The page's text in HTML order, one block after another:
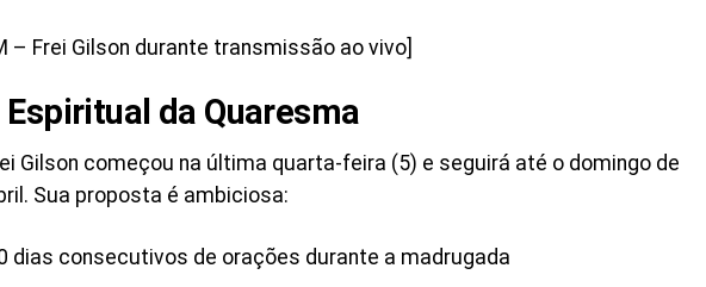
– Frei Gilson durante transmissão ao vivo]
da Quaresma
Gilson começou na última quarta-feira (5) e seguirá até o domingo de
Sua proposta é ambiciosa:
dias consecutivos de orações durante a madrugada